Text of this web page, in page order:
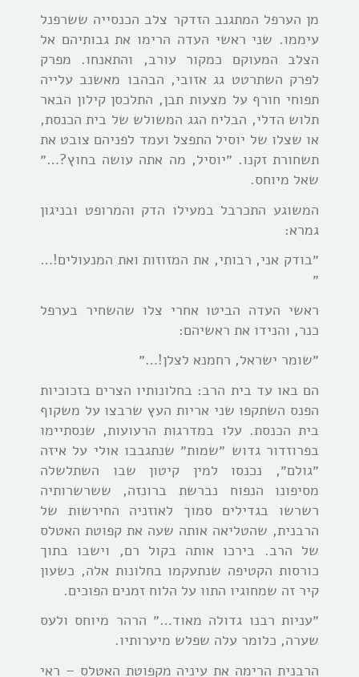
מן הערפל המתגנב הזדקר צלב הכנסייה ששרפנל
עיממו. שני ראשי העדה הרימו את גבותיהם אל
הצלב המעוקם כמקור עורב, והתאנחו. מפרק
לפרק השתרטט גג אזובי, הבהבו מאשנב עלייה
תפוחי חורף על מצעות תבן, התלכסן קילון הבאר
תלוש הדלי, הבליח הגג המשולש של בית הכנסת,
או שצלו של יוסיל התפצל ועמד לפניהם צובט את
תשחורת זקנו. ״יוסיל, מה אתה עושה בחוץ?…״
שאל מיוחס.
המשוגע התכרבל במעילו הדק והמרופט ובניגון
גמרא:
״בודק אני, רבותי, את המזוזות ואת המנעולים!…
״
ראשי העדה הביטו אחרי צלו שהשחיר בערפל
כנר, והנידו את ראשיהם:
״שומר ישראל, רחמנא לצלן!…״
הם באו עד בית הרב: בחלונותיו הצרים בזכוכיות
הפנס השתקפו שני אריות העץ שרבצו על משקוף
בית הכנסת. עלו במדרגות הרעועות, שנסתיימו
בפרוזדור גדוש ״שמות״ שנתגבבו אולי על איזה
״גולם״, נכנסו למין קיטון שבו השתלשלה
מסיפונו הנפוח נברשת ברונזה, ששרשרותיה
רשרשו בגדילים סמוך לאוזניה החירשות של
הרבנית, שהטליאה אותה שעה את קפוטת האטלס
של הרב. בירכו אותה בקול רם, וישבו בתוך
כורסות הקטיפה שנתעקמו בחלונות אלה, כשעון
קיר זה שמחוגיו התוו על הלוח זמנים הפוכים.
״עניות רבנו גדולה מאוד…״ הרהר מיוחס ולעס
שערה, כלומר עלה שפלש מיערותיו.
הרבנית הרימה את עיניה מקפוטת האטלס – ראי